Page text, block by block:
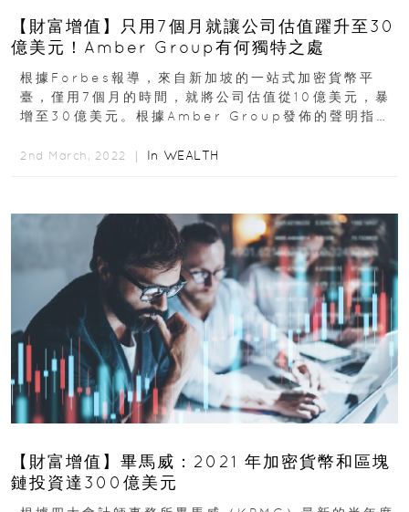
【財富增值】只用7個月就讓公司估值躍升至30
億美元！Amber Group有何獨特之處
根據Forbes報導，來自新加坡的一站式加密貨幣平
臺，僅用7個月的時間，就將公司估值從10億美元，暴
增至30億美元。根據Amber Group發佈的聲明指
2nd March, 2022 ｜ In WEALTH
【財富增值】畢馬威：2021 年加密貨幣和區塊
鏈投資達300億美元